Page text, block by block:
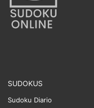
SUDOKUS
Sudoku Diario